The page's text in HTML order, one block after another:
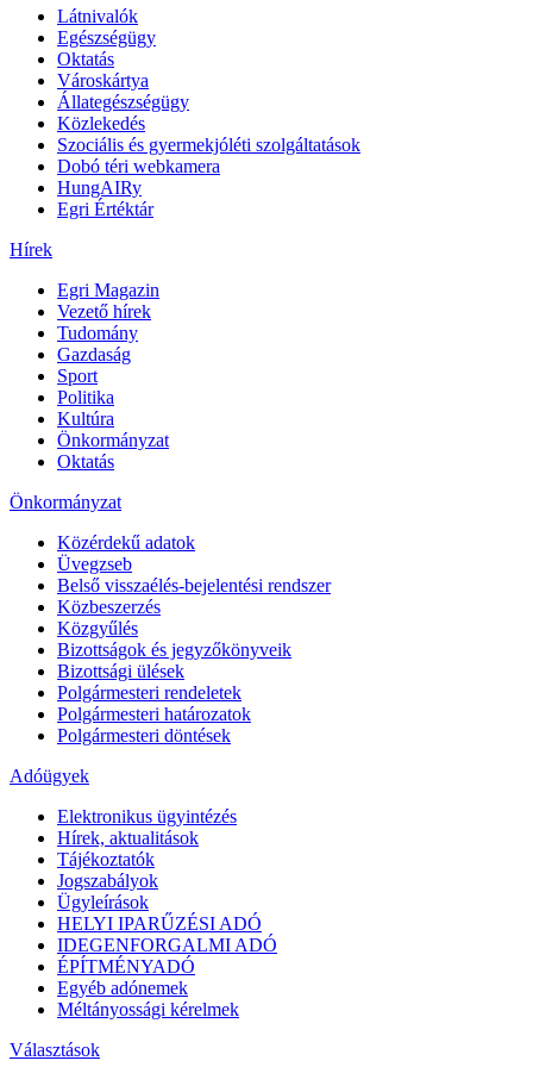
Látnivalók
Egészségügy
Oktatás
Városkártya
Állategészségügy
Közlekedés
Szociális és gyermekjóléti szolgáltatások
Dobó téri webkamera
HungAIRy
Egri Értéktár
Hírek
Egri Magazin
Vezető hírek
Tudomány
Gazdaság
Sport
Politika
Kultúra
Önkormányzat
Oktatás
Önkormányzat
Közérdekű adatok
Üvegzseb
Belső visszaélés-bejelentési rendszer
Közbeszerzés
Közgyűlés
Bizottságok és jegyzőkönyveik
Bizottsági ülések
Polgármesteri rendeletek
Polgármesteri határozatok
Polgármesteri döntések
Adóügyek
Elektronikus ügyintézés
Hírek, aktualitások
Tájékoztatók
Jogszabályok
Ügyleírások
HELYI IPARŰZÉSI ADÓ
IDEGENFORGALMI ADÓ
ÉPÍTMÉNYADÓ
Egyéb adónemek
Méltányossági kérelmek
Választások